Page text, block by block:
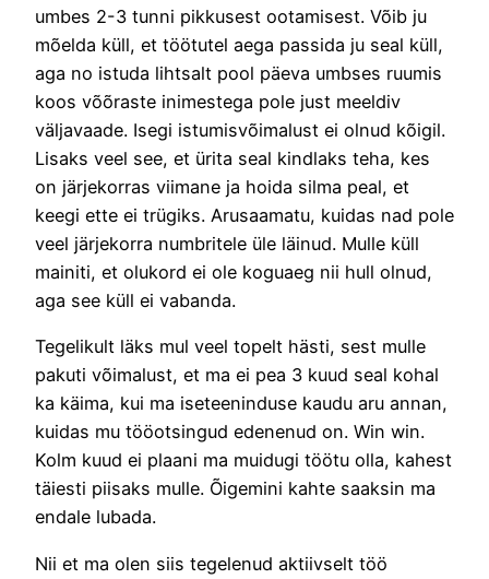
umbes 2-3 tunni pikkusest ootamisest. Võib ju
mõelda küll, et töötutel aega passida ju seal küll,
aga no istuda lihtsalt pool päeva umbses ruumis
koos võõraste inimestega pole just meeldiv
väljavaade. Isegi istumisvõimalust ei olnud kõigil.
Lisaks veel see, et ürita seal kindlaks teha, kes
on järjekorras viimane ja hoida silma peal, et
keegi ette ei trügiks. Arusaamatu, kuidas nad pole
veel järjekorra numbritele üle läinud. Mulle küll
mainiti, et olukord ei ole koguaeg nii hull olnud,
aga see küll ei vabanda.
Tegelikult läks mul veel topelt hästi, sest mulle
pakuti võimalust, et ma ei pea 3 kuud seal kohal
ka käima, kui ma iseteeninduse kaudu aru annan,
kuidas mu tööotsingud edenenud on. Win win.
Kolm kuud ei plaani ma muidugi töötu olla, kahest
täiesti piisaks mulle. Õigemini kahte saaksin ma
endale lubada.
Nii et ma olen siis tegelenud aktiivselt töö